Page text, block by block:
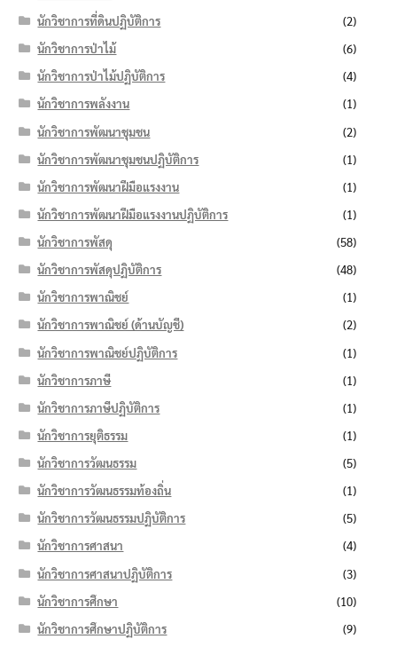
นักวิชาการที่ดินปฏิบัติการ
(2)
นักวิชาการป่าไม้
(6)
นักวิชาการป่าไม้ปฏิบัติการ
(4)
นักวิชาการพลังงาน
(1)
นักวิชาการพัฒนาชุมชน
(2)
นักวิชาการพัฒนาชุมชนปฏิบัติการ
(1)
นักวิชาการพัฒนาฝีมือแรงงาน
(1)
นักวิชาการพัฒนาฝีมือแรงงานปฏิบัติการ
(1)
นักวิชาการพัสดุ
(58)
นักวิชาการพัสดุปฏิบัติการ
(48)
นักวิชาการพาณิชย์
(1)
นักวิชาการพาณิชย์ (ด้านบัญชี)
(2)
นักวิชาการพาณิชย์ปฏิบัติการ
(1)
นักวิชาการภาษี
(1)
นักวิชาการภาษีปฏิบัติการ
(1)
นักวิชาการยุติธรรม
(1)
นักวิชาการวัฒนธรรม
(5)
นักวิชาการวัฒนธรรมท้องถิ่น
(1)
นักวิชาการวัฒนธรรมปฏิบัติการ
(5)
นักวิชาการศาสนา
(4)
นักวิชาการศาสนาปฏิบัติการ
(3)
นักวิชาการศึกษา
(10)
นักวิชาการศึกษาปฏิบัติการ
(9)